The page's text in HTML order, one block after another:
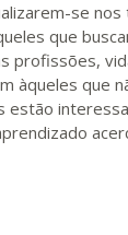
se nos
que
profissões,
àqueles que
estão